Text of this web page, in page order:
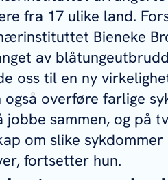
fra 17 ulike land.
Bieneke
av
oss til en ny
også overføre farlige
jobbe sammen, og på
om slike
fortsetter hun.